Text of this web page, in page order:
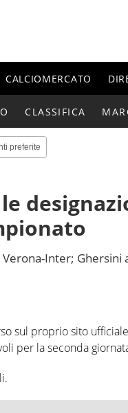
CALCIOMERCATO
CLASSIFICA
preferite
Inter; Ghersini
sul proprio sito
per la seconda